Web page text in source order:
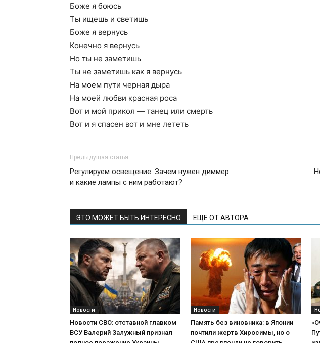
Боже я боюсь
Ты ищешь и светишь
Боже я вернусь
Конечно я вернусь
Но ты не заметишь
Ты не заметишь как я вернусь
На моем пути черная дыра
На моей любви красная роса
Вот и мой прикол — танец или смерть
Вот и я спасен вот и мне лететь
Предыдущая статья
Регулируем освещение. Зачем нужен диммер
и какие лампы с ним работают?
ЭТО МОЖЕТ БЫТЬ ИНТЕРЕСНО ЕЩЕ ОТ АВТОРА
Новости
Новости СВО: отставной главком
ВСУ Валерий Залужный признал
Новости
Память без виновника: в Японии
почтили жертв Хиросимы, но о